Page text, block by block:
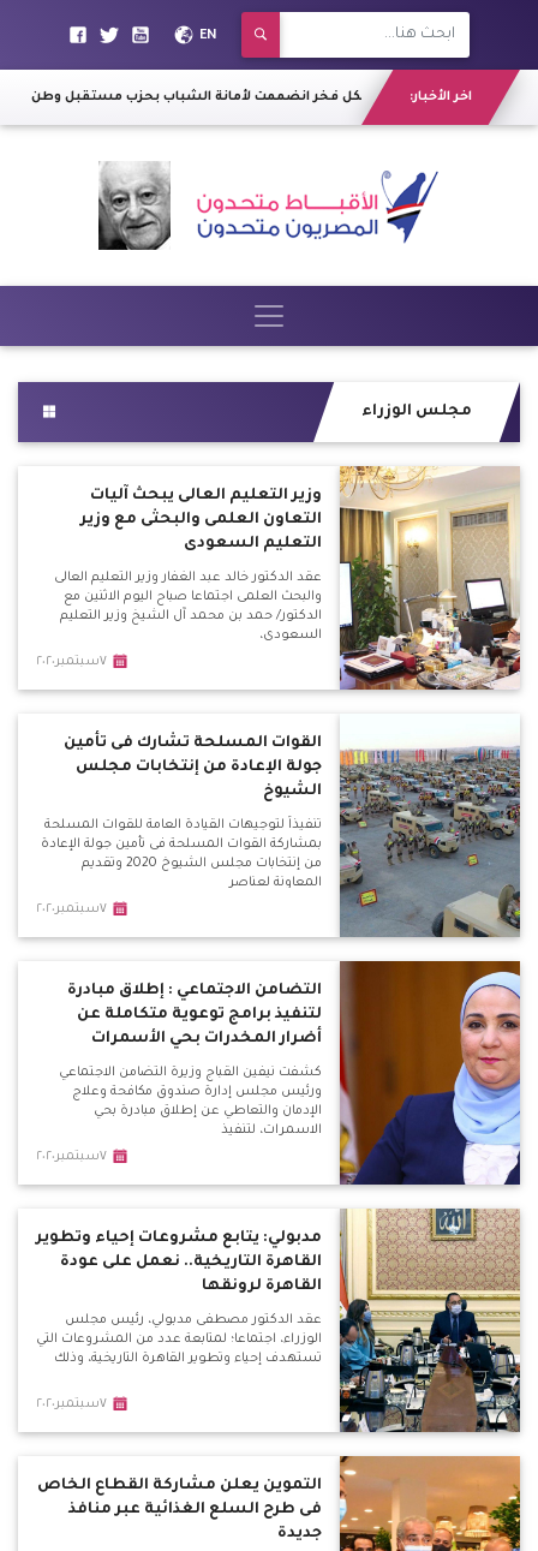
EN
اخر الأخبار:
الفنان عمرو وهبة : بكل فخر انضممت لأمانة الشباب بحزب مستقبل وطن | حي
مجلس الوزراء
وزير التعليم العالى يبحث آليات
التعاون العلمى والبحثى مع وزير
التعليم السعودى
عقد الدكتور خالد عبد الغفار وزير التعليم العالى
والبحث العلمى اجتماعا صباح اليوم الاثنين مع
الدكتور/ حمد بن محمد آل الشيخ وزير التعليم
السعودى،
٧سبتمبر٢٠٢٠
القوات المسلحة تشارك فى تأمين
جولة الإعادة من إنتخابات مجلس
الشيوخ
تنفيذاً لتوجيهات القيادة العامة للقوات المسلحة
بمشاركة القوات المسلحة فى تأمين جولة الإعادة
من إنتخابات مجلس الشيوخ 2020 وتقديم
المعاونة لعناصر
٧سبتمبر٢٠٢٠
التضامن الاجتماعي : إطلاق مبادرة
لتنفيذ برامج توعوية متكاملة عن
أضرار المخدرات بحي الأسمرات
كشفت نيفين القباج وزيرة التضامن الاجتماعي
ورئيس مجلس إدارة صندوق مكافحة وعلاج
الإدمان والتعاطي عن إطلاق مبادرة بحي
الاسمرات، لتنفيذ
٧سبتمبر٢٠٢٠
مدبولي: يتابع مشروعات إحياء وتطوير
القاهرة التاريخية.. نعمل على عودة
القاهرة لرونقها
عقد الدكتور مصطفى مدبولي، رئيس مجلس
الوزراء، اجتماعا؛ لمتابعة عدد من المشروعات التي
تستهدف إحياء وتطوير القاهرة التاريخية، وذلك
٧سبتمبر٢٠٢٠
التموين يعلن مشاركة القطاع الخاص
فى طرح السلع الغذائية عبر منافذ
جديدة